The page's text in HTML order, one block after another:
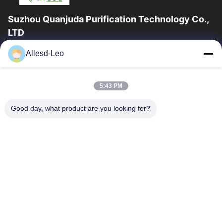
Suzhou Quanjuda Purification Technology Co.,
LTD
a experiência 16years, como um fabricante e um exportador
principais de ESD & produtos da sala de limpeza, nós
Casa
Produtos
Allesd-Leo
5:43 PM
Good day, what product are you looking for?